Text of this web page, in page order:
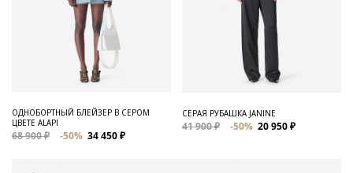
ОДНОБОРТНЫЙ БЛЕЙЗЕР В СЕРОМ
ЦВЕТЕ ALAPI
68 900 ₽ -50% 34 450 ₽
СЕРАЯ РУБАШКА JANINE
41 900 ₽ -50% 20 950 ₽